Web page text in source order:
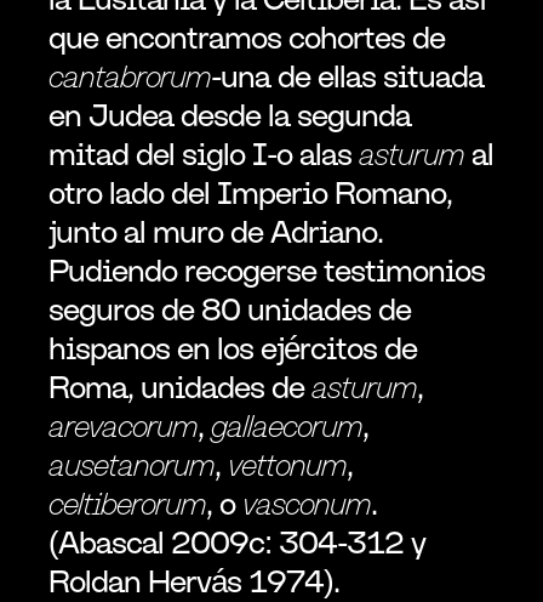
que encontramos cohortes de
cantabrorum-una de ellas situada
en Judea desde la segunda
mitad del siglo I-o alas asturum al
otro lado del Imperio Romano,
junto al muro de Adriano.
Pudiendo recogerse testimonios
seguros de 80 unidades de
hispanos en los ejércitos de
Roma, unidades de asturum
arevacorum, gallaecorum
ausetanorum, vettonum
celtiberorum, o vasconum.
(Abascal 2009c: 304-312 y
Roldan Hervás 1974).